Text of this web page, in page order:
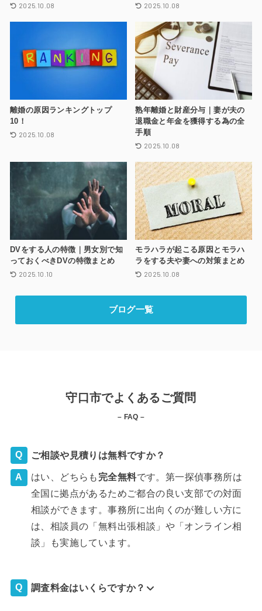
2025.10.08 2025.10.08
離婚の原因ランキングトップ
10！
2025.10.08
熟年離婚と財産分与｜妻が夫の
退職金と年金を獲得する為の全
手順
2025.10.08
DVをする人の特徴｜男女別で知
っておくべきDVの特徴まとめ
2025.10.10
モラハラが起こる原因とモラハ
ラをする夫や妻への対策まとめ
2025.10.08
ブログ一覧
守口市でよくあるご質問
– FAQ –
ご相談や見積りは無料ですか？
はい、どちらも 完全無料です。第一探偵事務所は
全国に拠点があるためご都合の良い支部での対面
相談ができます。事務所に出向くのが難しい方に
は、相談員の「無料出張相談」や「オンライン相
談」も実施しています。
調査料金はいくらですか？